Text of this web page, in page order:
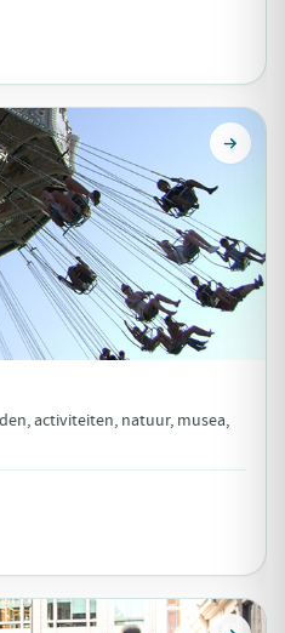
activiteiten, natuur, musea,